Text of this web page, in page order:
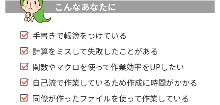
こんなあなたに
手書きで帳簿をつけている
計算をミスして失敗したことがある
関数やマクロを使って作業効率をUPしたい
自己流で作業しているため作成に時間がかかる
同僚が作ったファイルを使って作業している